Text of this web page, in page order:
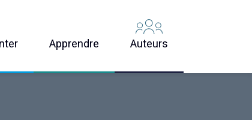
Apprendre Auteurs